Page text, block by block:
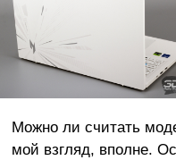
Можно ли считать
мой взгляд, вполне.